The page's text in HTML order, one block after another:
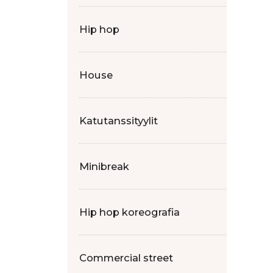
Hip hop
House
Katutanssityylit
Minibreak
Hip hop koreografia
Commercial street